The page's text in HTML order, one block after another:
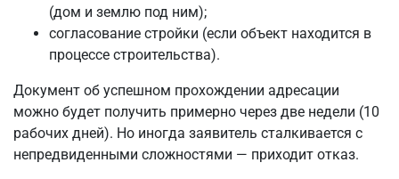
(дом и землю под ним);
согласование стройки (если объект находится в
процессе строительства).
Документ об успешном прохождении адресации
можно будет получить примерно через две недели (10
рабочих дней). Но иногда заявитель сталкивается с
непредвиденными сложностями — приходит отказ.